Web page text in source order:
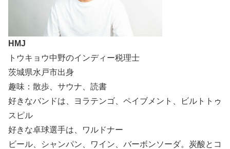
HMJ
トウキョウ中野のインディー税理士
茨城県水戸市出身
趣味：散歩、サウナ、読書
好きなバンドは、ヨラテンゴ、ペイブメント、ビルトトゥ
スピル
好きな卓球選手は、ワルドナー
ビール、シャンパン、ワイン、バーボンソーダ。炭酸とコ